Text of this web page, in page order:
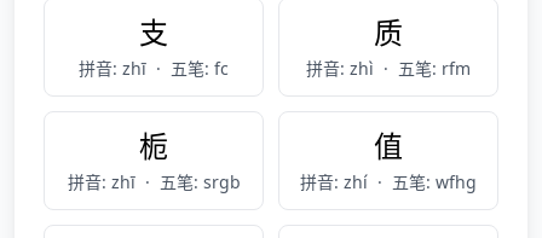
支
拼音: zhī · 五笔: fc
质
拼音: zhì · 五笔: rfm
栀
拼音: zhī · 五笔: srgb
值
拼音: zhí · 五笔: wfhg